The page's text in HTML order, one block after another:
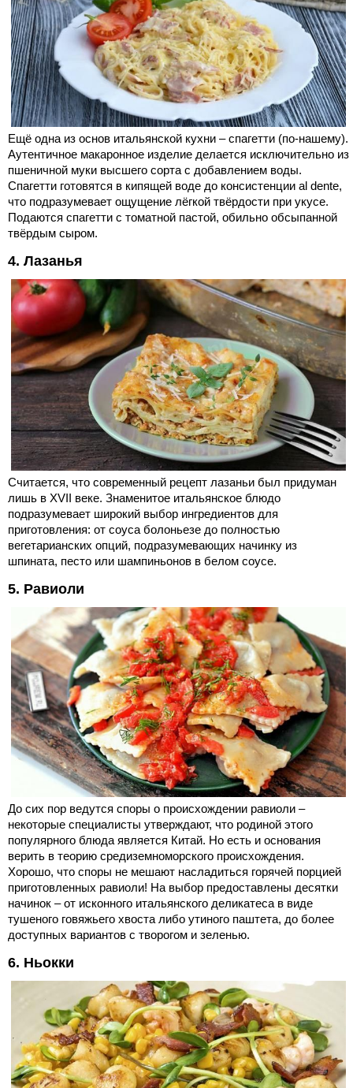
Ещё одна из основ итальянской кухни – спагетти (по-нашему).
Аутентичное макаронное изделие делается исключительно из
пшеничной муки высшего сорта с добавлением воды.
Спагетти готовятся в кипящей воде до консистенции al dente,
что подразумевает ощущение лёгкой твёрдости при укусе.
Подаются спагетти с томатной пастой, обильно обсыпанной
твёрдым сыром.
4. Лазанья
Считается, что современный рецепт лазаньи был придуман
лишь в XVII веке. Знаменитое итальянское блюдо
подразумевает широкий выбор ингредиентов для
приготовления: от соуса болоньезе до полностью
вегетарианских опций, подразумевающих начинку из
шпината, песто или шампиньонов в белом соусе.
5. Равиоли
До сих пор ведутся споры о происхождении равиоли –
некоторые специалисты утверждают, что родиной этого
популярного блюда является Китай. Но есть и основания
верить в теорию средиземноморского происхождения.
Хорошо, что споры не мешают насладиться горячей порцией
приготовленных равиоли! На выбор предоставлены десятки
начинок – от исконного итальянского деликатеса в виде
тушеного говяжьего хвоста либо утиного паштета, до более
доступных вариантов с творогом и зеленью.
6. Ньокки